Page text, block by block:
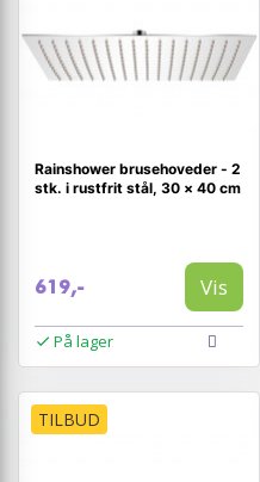
Rainshower brusehoveder - 2
stk. i rustfrit stål, 30 × 40 cm
619,- Vis
På lager
TILBUD